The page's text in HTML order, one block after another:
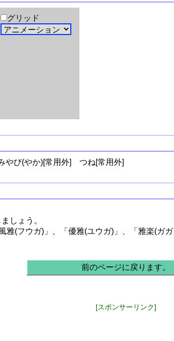
グリッド
やび(やか)[常用外] つね[常用外]
しょう。
雅(フウガ)」、「優雅(ユウガ)」、「雅楽(ガガ
前のページに戻ります。
[スポンサーリンク]